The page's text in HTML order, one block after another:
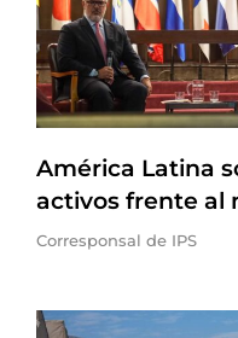
América Latina
activos frente al
Corresponsal de IPS